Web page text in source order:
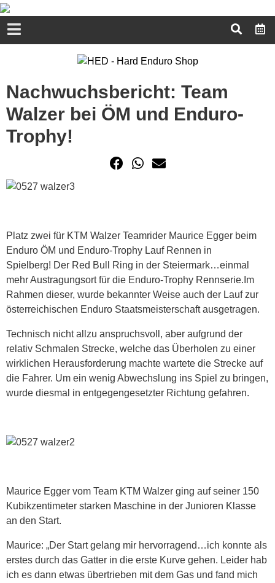
Nachwuchsbericht: Team
Walzer bei ÖM und Enduro-
Trophy!
Platz zwei für KTM Walzer Teamrider Maurice Egger beim
Enduro ÖM und Enduro-Trophy Lauf Rennen in
Spielberg! Der Red Bull Ring in der Steiermark…einmal
mehr Austragungsort für die Enduro-Trophy Rennserie.Im
Rahmen dieser, wurde bekannter Weise auch der Lauf zur
österreichischen Enduro Staatsmeisterschaft ausgetragen.
Technisch nicht allzu anspruchsvoll, aber aufgrund der
relativ Schmalen Strecke, welche das Überholen zu einer
wirklichen Herausforderung machte wartete die Strecke auf
die Fahrer. Um ein wenig Abwechslung ins Spiel zu bringen,
wurde diesmal in entgegengesetzter Richtung gefahren.
Maurice Egger vom Team KTM Walzer ging auf seiner 150
Kubikzentimeter starken Maschine in der Junioren Klasse
an den Start.
Maurice: „Der Start gelang mir hervorragend…ich konnte als
erstes durch das Gatter in die erste Kurve gehen. Leider hab
ich es dann etwas übertrieben mit dem Gas und fand mich